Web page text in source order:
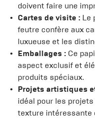
doivent faire une
Cartes de visite : Le
feutre confère aux
luxueuse et les
Emballages : Ce
aspect exclusif et
produits spéciaux.
Projets artistiques
idéal pour les
texture intéressante